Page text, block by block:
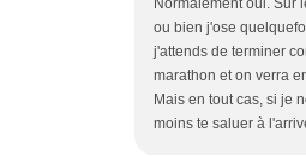
Normalement oui. Sur
ou bien j'ose
j'attends de terminer
marathon et on verra
Mais en tout cas, si je
moins te saluer à